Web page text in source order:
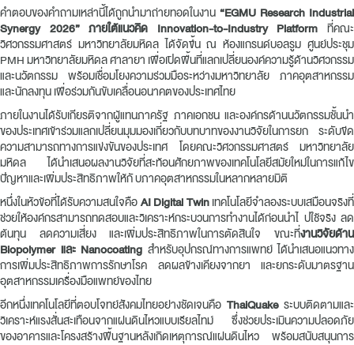
คำตอบของคำถามเหล่านี้ได้ถูกนำมาถ่ายทอดในงาน “EGMU Research Industrial
Synergy 2026” ภายใต้แนวคิด Innovation-to-Industry Platform ที่คณะ
วิศวกรรมศาสตร์ มหาวิทยาลัยมหิดล ได้จัดขึ้น ณ ห้องแกรนด์บอลรูม ศูนย์ประชุม
PMH มหาวิทยาลัยมหิดล ศาลายา เพื่อเปิดพื้นที่แลกเปลี่ยนองค์ความรู้ด้านวิศวกรรม
และนวัตกรรม พร้อมเชื่อมโยงความร่วมมือระหว่างมหาวิทยาลัย ภาคอุตสาหกรรม
และนักลงทุน เพื่อร่วมกันขับเคลื่อนอนาคตของประเทศไทย
ภายในงานได้รับเกียรติจากผู้แทนภาครัฐ ภาคเอกชน และองค์กรด้านนวัตกรรมชั้นนำ
ของประเทศเข้าร่วมแลกเปลี่ยนมุมมองเกี่ยวกับบทบาทของงานวิจัยในการยก ระดับขีด
ความสามารถทางการแข่งขันของประเทศ โดยคณะวิศวกรรมศาสตร์ มหาวิทยาลัย
มหิดล ได้นำเสนอผลงานวิจัยที่สะท้อนศักยภาพของเทคโนโลยีสมัยใหม่ในการแก้ไข
ปัญหาและเพิ่มประสิทธิภาพให้กั บภาคอุตสาหกรรมในหลากหลายมิติ
หนึ่งในหัวข้อที่ได้รับความสนใจคือAI Digital Twinเทคโนโลยีจำลองระบบเสมือนจริงที่
ช่วยให้องค์กรสามารถทดสอบและวิเคราะห์กระบวนการทำงานได้ก่อนนำไ ปใช้จริง ลด
ต้นทุน ลดความเสี่ยง และเพิ่มประสิทธิภาพในการตัดสินใจ ขณะที่งานวิจัยด้าน
Biopolymer และ Nanocoating สำหรับอุปกรณ์ทางการแพทย์ ได้นำเสนอแนวทาง
การเพิ่มประสิทธิภาพการรักษาโรค ลดผลข้างเคียงจากยา และยกระดับมาตรฐาน
อุตสาหกรรมเครื่องมือแพทย์ของไทย
อีกหนึ่งเทคโนโลยีที่ตอบโจทย์สังคมไทยอย่างชัดเจนคือ ThaiQuakeระบบติดตามและ
วิเคราะห์แรงสั่นสะเทือนจากแผ่นดินไหวแบบเรียลไทม์ ซึ่งช่วยประเมินความปลอดภัย
ของอาคารและโครงสร้างพื้นฐานหลังเกิดเหตุการณ์แผ่นดินไหว พร้อมสนับสนุนการ